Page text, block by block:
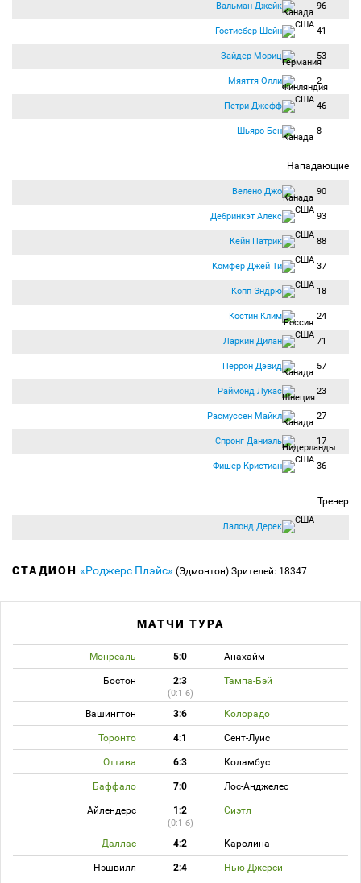
Вальман Джейк 96
Гостисбер Шейн 41
Зайдер Мориц 53
Мяяття Олли 2
Петри Джефф 46
Шьяро Бен 8
Нападающие
Велено Джо 90
Дебринкэт Алекс 93
Кейн Патрик 88
Комфер Джей Ти 37
Копп Эндрю 18
Костин Клим 24
Ларкин Дилан 71
Перрон Дэвид 57
Раймонд Лукас 23
Расмуссен Майкл 27
Спронг Даниэль 17
Фишер Кристиан 36
Тренер
Лалонд Дерек
СТАДИОН «Роджерс Плэйс» (Эдмонтон) Зрителей: 18347
МАТЧИ ТУРА
Монреаль 5:0 Анахайм
Бостон 2:3 Тампа-Бэй
(0:1 б)
Вашингтон 3:6 Колорадо
Торонто 4:1 Сент-Луис
Оттава 6:3 Коламбус
Баффало 7:0 Лос-Анджелес
Айлендерс 1:2 Сиэтл
(0:1 б)
Даллас 4:2 Каролина
Нэшвилл 2:4 Нью-Джерси